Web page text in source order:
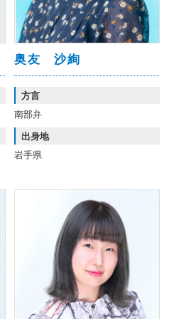
奥友 沙絢
方言
南部弁
出身地
岩手県